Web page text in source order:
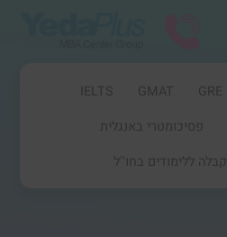
GRE
GMAT
IELTS
פסיכומטרי באנגלית